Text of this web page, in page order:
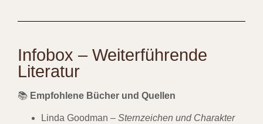
Infobox – Weiterführende
Literatur
📚 Empfohlene Bücher und Quellen
Linda Goodman – Sternzeichen und Charakter